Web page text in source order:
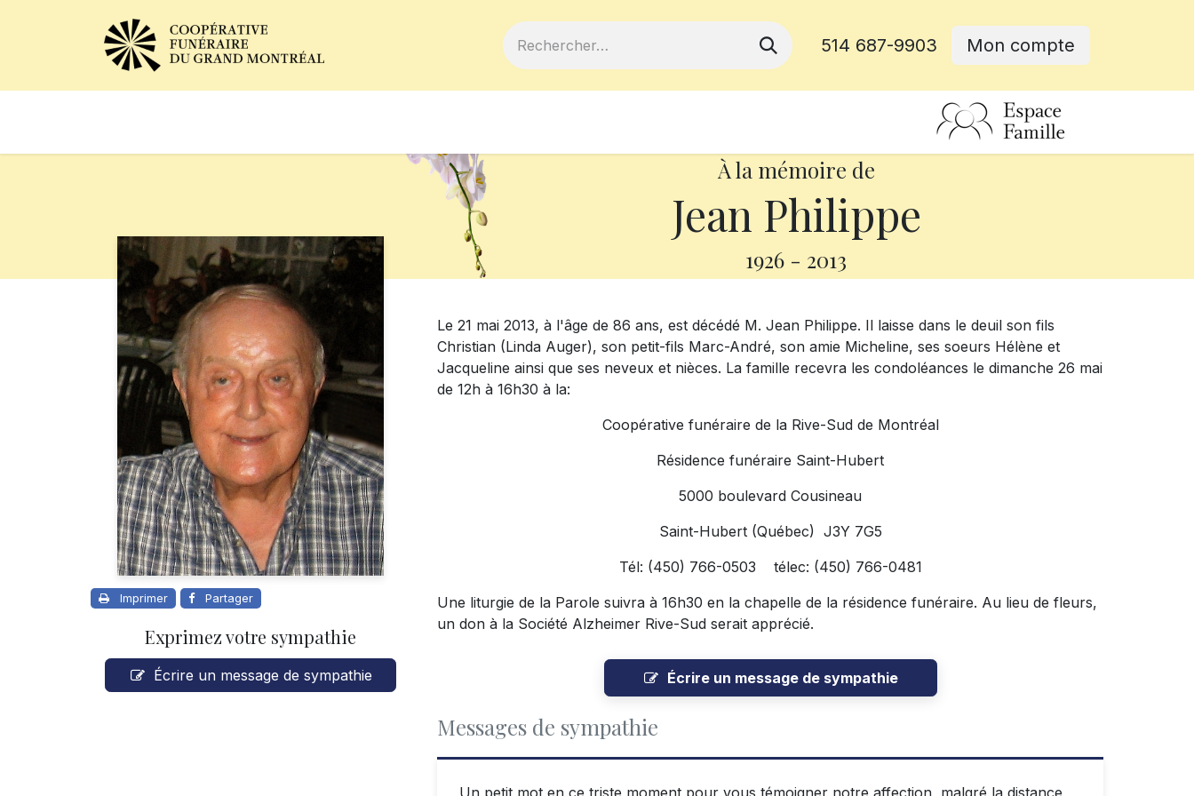
514 687-9903 Mon compte
À la mémoire de
Jean Philippe
1926 - 2013
Imprimer Partager
Exprimez votre sympathie
Écrire un message de sympathie
Le 21 mai 2013, à l'âge de 86 ans, est décédé M. Jean Philippe. Il laisse dans le deuil son fils
Christian (Linda Auger), son petit-fils Marc-André, son amie Micheline, ses soeurs Hélène et
Jacqueline ainsi que ses neveux et nièces. La famille recevra les condoléances le dimanche 26 mai
de 12h à 16h30 à la:
Coopérative funéraire de la Rive-Sud de Montréal
Résidence funéraire Saint-Hubert
5000 boulevard Cousineau
Saint-Hubert (Québec) J3Y 7G5
Tél: (450) 766-0503 télec: (450) 766-0481
Une liturgie de la Parole suivra à 16h30 en la chapelle de la résidence funéraire. Au lieu de fleurs,
un don à la Société Alzheimer Rive-Sud serait apprécié.
Écrire un message de sympathie
Messages de sympathie
Un petit mot en ce triste moment pour vous témoigner notre affection, malgré la distance